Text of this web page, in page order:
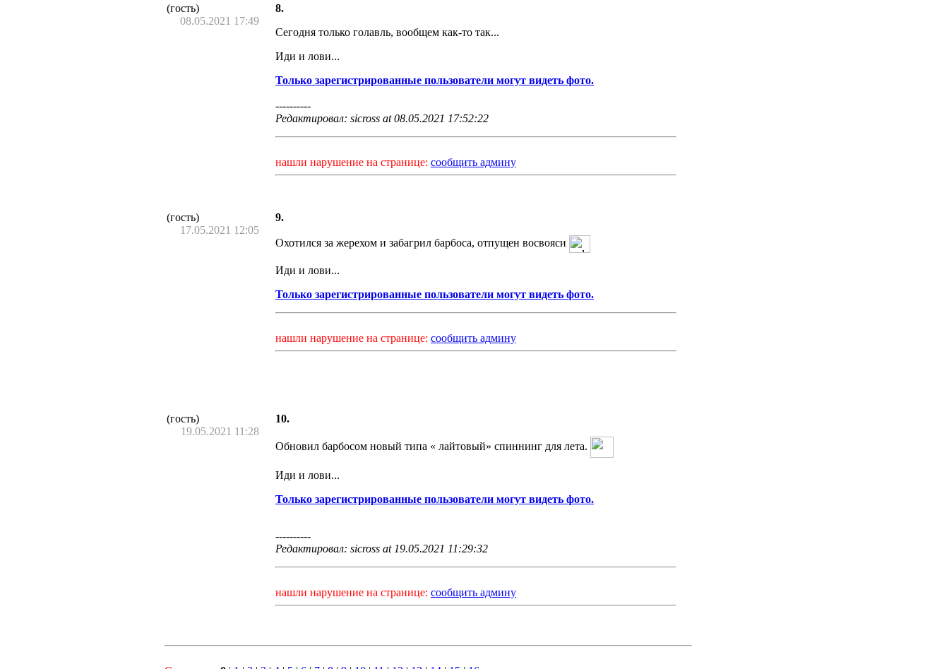
(гость)
08.05.2021 17:49
8.
Сегодня только голавль, вообщем как-то так...
Иди и лови...
Только зарегистрированные пользователи могут видеть фото.
----------
Редактировал: sicross at 08.05.2021 17:52:22
нашли нарушение на странице: сообщить админу
(гость)
17.05.2021 12:05
9.
Охотился за жерехом и забагрил барбоса, отпущен восвояси
Иди и лови...
Только зарегистрированные пользователи могут видеть фото.
нашли нарушение на странице: сообщить админу
(гость)
19.05.2021 11:28
10.
Обновил барбосом новый типа « лайтовый» спиннинг для лета.
Иди и лови...
Только зарегистрированные пользователи могут видеть фото.
----------
Редактировал: sicross at 19.05.2021 11:29:32
нашли нарушение на странице: сообщить админу